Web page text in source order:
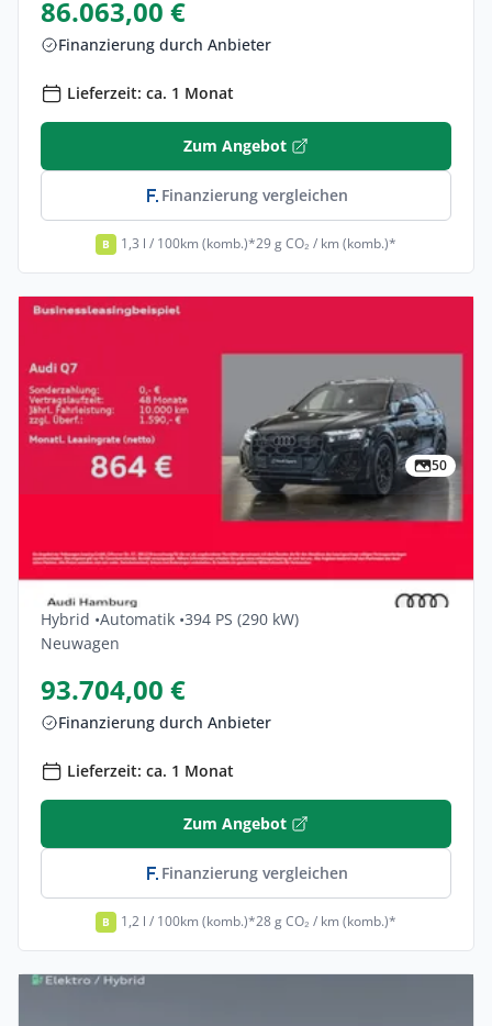
86.063,00 €
Finanzierung durch Anbieter
Lieferzeit: ca. 1 Monat
Zum Angebot
Finanzierung vergleichen
B 1,3 l / 100km (komb.)*29 g CO₂ / km (komb.)*
50
Audi Q7 TFSI E 290 KW Quattro Tiptronic S
Line 5dr
Hybrid •Automatik •394 PS (290 kW)
Neuwagen
93.704,00 €
Finanzierung durch Anbieter
Lieferzeit: ca. 1 Monat
Zum Angebot
Finanzierung vergleichen
B 1,2 l / 100km (komb.)*28 g CO₂ / km (komb.)*